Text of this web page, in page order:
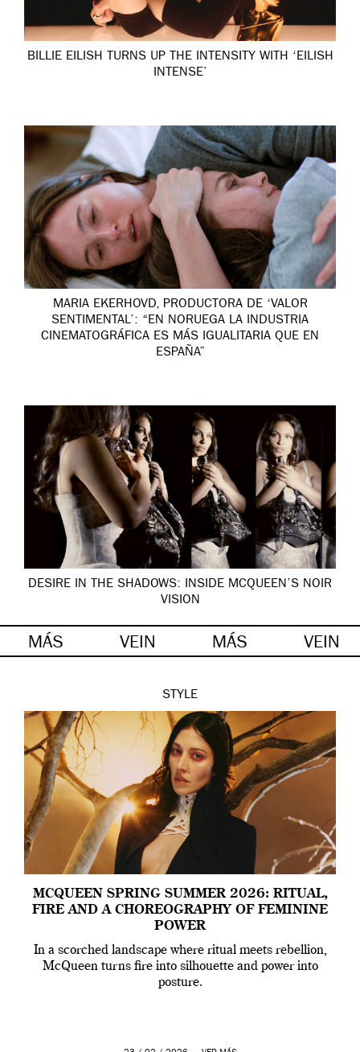
BILLIE EILISH TURNS UP THE INTENSITY WITH ‘EILISH
INTENSE’
MARIA EKERHOVD, PRODUCTORA DE ‘VALOR
SENTIMENTAL’: “EN NORUEGA LA INDUSTRIA
CINEMATOGRÁFICA ES MÁS IGUALITARIA QUE EN
ESPAÑA”
DESIRE IN THE SHADOWS: INSIDE MCQUEEN’S NOIR
VISION
MÁS VEIN MÁS VEIN
STYLE
MCQUEEN SPRING SUMMER 2026: RITUAL,
FIRE AND A CHOREOGRAPHY OF FEMININE
POWER
In a scorched landscape where ritual meets rebellion,
McQueen turns fire into silhouette and power into
posture.